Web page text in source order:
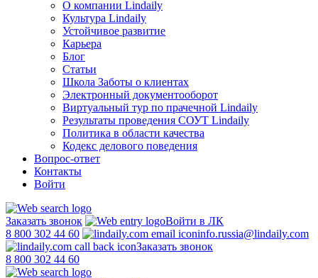
О компании Lindaily
Культура Lindaily
Устойчивое развитие
Карьера
Блог
Статьи
Школа Заботы о клиентах
Электронный документооборот
Виртуальный тур по прачечной Lindaily
Результаты проведения СОУТ Lindaily
Политика в области качества
Кодекс делового поведения
Вопрос-ответ
Контакты
Войти
Заказать звонок
Войти в ЛК
8 800 302 44 60
info.russia@lindaily.com
Заказать звонок
8 800 302 44 60